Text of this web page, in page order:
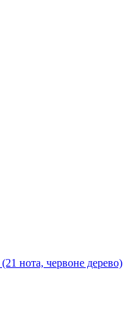
нота, червоне дерево)